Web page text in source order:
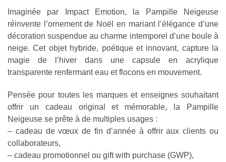
Imaginée par Impact Emotion, la Pampille Neigeuse
réinvente l’ornement de Noël en mariant l’élégance d’une
décoration suspendue au charme intemporel d’une boule à
neige. Cet objet hybride, poétique et innovant, capture la
magie de l’hiver dans une capsule en acrylique
transparente renfermant eau et flocons en mouvement.
Pensée pour toutes les marques et enseignes souhaitant
offrir un cadeau original et mémorable, la Pampille
Neigeuse se prête à de multiples usages :
– cadeau de vœux de fin d’année à offrir aux clients ou
collaborateurs,
– cadeau promotionnel ou gift with purchase (GWP),